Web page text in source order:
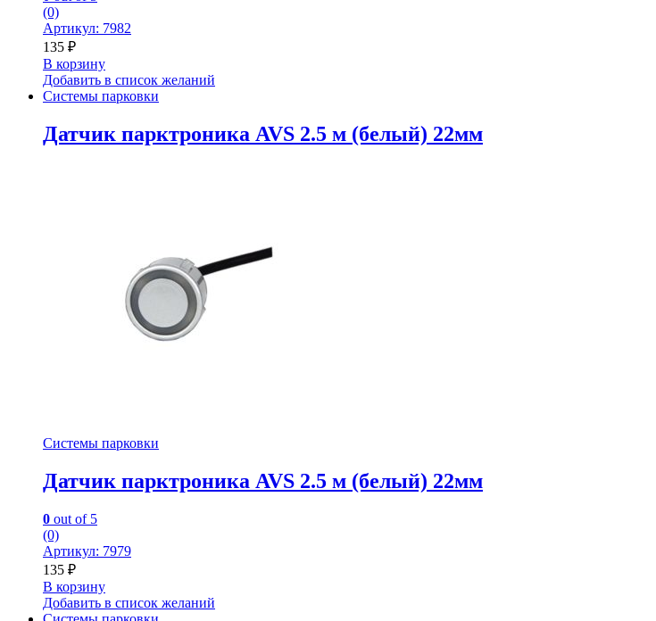
(0)
Артикул: 7982
135 ₽
В корзину
Добавить в список желаний
Системы парковки
Датчик парктроника AVS 2.5 м (белый) 22мм
Системы парковки
Датчик парктроника AVS 2.5 м (белый) 22мм
0 out of 5
(0)
Артикул: 7979
135 ₽
В корзину
Добавить в список желаний